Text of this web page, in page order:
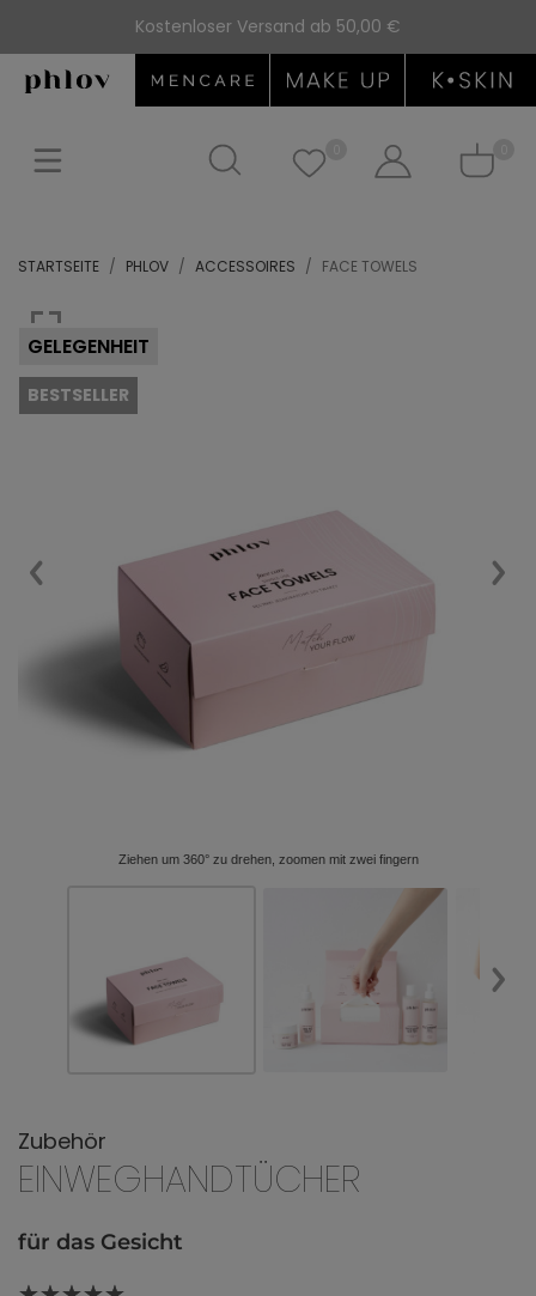
Kostenloser Versand ab 50,00 €
STARTSEITE PHLOV ACCESSOIRES FACE TOWELS
GELEGENHEIT
BESTSELLER
Ziehen um 360° zu drehen, zoomen mit zwei fingern
Zubehör
EINWEGHANDTÜCHER
für das Gesicht